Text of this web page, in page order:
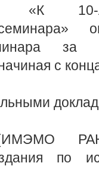
«К 10-
семинара»
с
по